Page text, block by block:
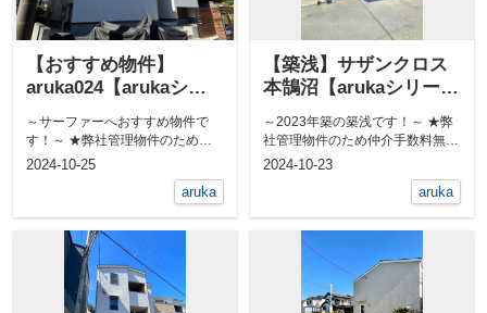
【おすすめ物件】
aruka024【arukaシリ
～サーファーへおすすめ物件で
す！～ ★弊社管理物件のため仲
2024-10-25
aruka
【築浅】サザンクロス
本鵠沼【arukaシリー
～2023年築の築浅です！～ ★弊
社管理物件のため仲介手数料無料
★ 無垢床フローリング物...
2024-10-23
aruka